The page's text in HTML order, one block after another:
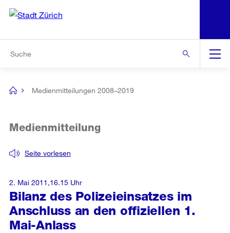
Navigation
[no
Medienmitteilungen 2008–2019
Bilanz des Polizeieinsatzes im
Anschluss an den offiziellen 1.
Mai-Anlass
Seite vorlesen
Medienmitteilung
2. Mai 2011,16.15 Uhr